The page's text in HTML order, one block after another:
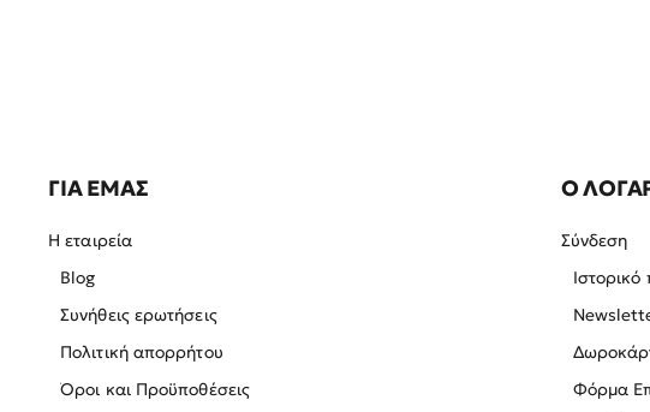
ΓΙΑ ΕΜΑΣ
Η εταιρεία
Blog
Συνήθεις ερωτήσεις
Πολιτική απορρήτου
Όροι και Προϋποθέσεις
Ο
Σύνδεση
Φόρμα